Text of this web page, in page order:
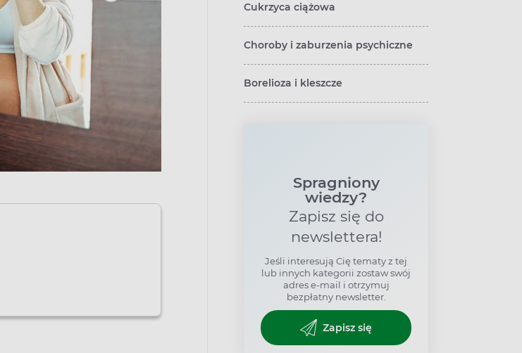
Cukrzyca ciążowa
Choroby i zaburzenia psychiczne
Borelioza i kleszcze
Spragniony
wiedzy?
Zapisz się do
newslettera!
Jeśli interesują Cię tematy z tej
lub innych kategorii zostaw swój
adres e-mail i otrzymuj
bezpłatny newsletter.
Zapisz się